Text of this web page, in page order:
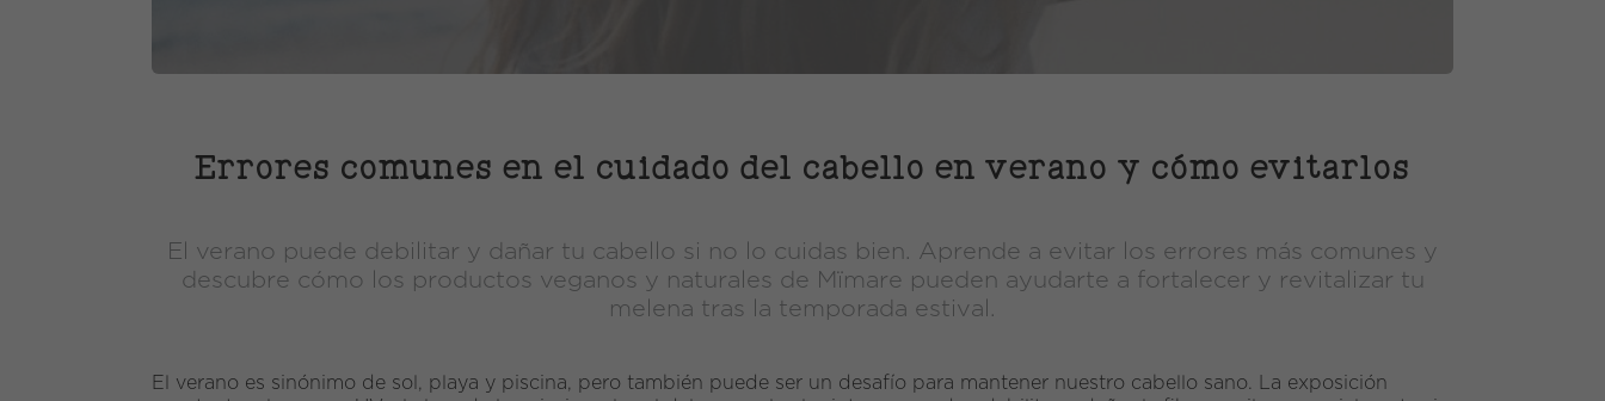
Errores comunes en el cuidado del cabello en verano y cómo evitarlos
El verano puede debilitar y dañar tu cabello si no lo cuidas bien. Aprende a evitar los errores más comunes y
descubre cómo los productos veganos y naturales de Mïmare pueden ayudarte a fortalecer y revitalizar tu
melena tras la temporada estival.
El verano es sinónimo de sol, playa y piscina, pero también puede ser un desafío para mantener nuestro cabello sano. La exposición